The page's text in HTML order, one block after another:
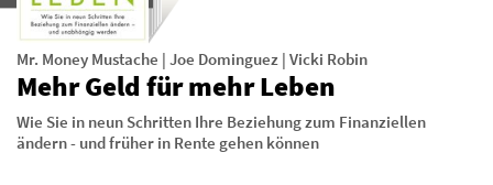
Mr. Money Mustache | Joe Dominguez | Vicki Robin
Mehr Geld für mehr Leben
Wie Sie in neun Schritten Ihre Beziehung zum Finanziellen
ändern - und früher in Rente gehen können